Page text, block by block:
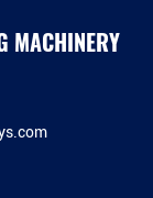
MACHINERY